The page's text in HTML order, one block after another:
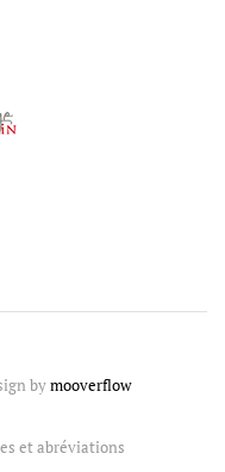
bymooverflow
et abréviations